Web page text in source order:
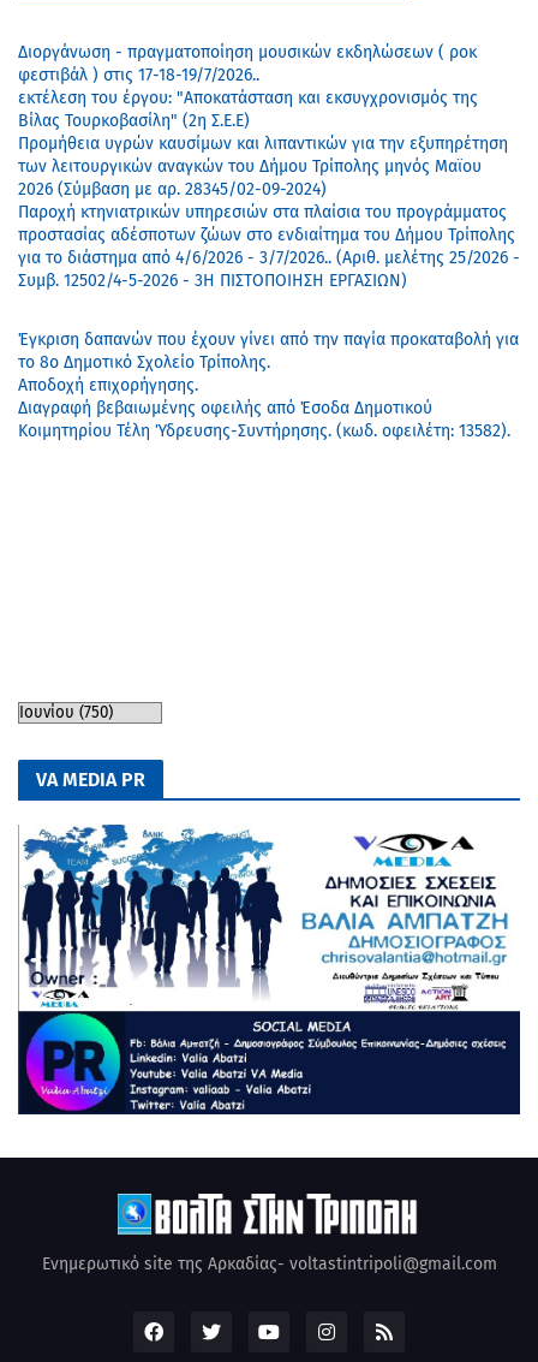
Διοργάνωση - πραγματοποίηση μουσικών εκδηλώσεων ( ροκ
φεστιβάλ ) στις 17-18-19/7/2026..
εκτέλεση του έργου: "Αποκατάσταση και εκσυγχρονισμός της
Βίλας Τουρκοβασίλη" (2η Σ.Ε.Ε)
Προμήθεια υγρών καυσίμων και λιπαντικών για την εξυπηρέτηση
των λειτουργικών αναγκών του Δήμου Τρίπολης μηνός Μαϊου
2026 (Σύμβαση με αρ. 28345/02-09-2024)
Παροχή κτηνιατρικών υπηρεσιών στα πλαίσια του προγράμματος
προστασίας αδέσποτων ζώων στο ενδιαίτημα του Δήμου Τρίπολης
για το διάστημα από 4/6/2026 - 3/7/2026.. (Αριθ. μελέτης 25/2026 -
Συμβ. 12502/4-5-2026 - 3Η ΠΙΣΤΟΠΟΙΗΣΗ ΕΡΓΑΣΙΩΝ)
Έγκριση δαπανών που έχουν γίνει από την παγία προκαταβολή για
το 8ο Δημοτικό Σχολείο Τρίπολης.
Αποδοχή επιχορήγησης.
Διαγραφή βεβαιωμένης οφειλής από Έσοδα Δημοτικού
Κοιμητηρίου Τέλη Ύδρευσης-Συντήρησης. (κωδ. οφειλέτη: 13582).
VA MEDIA PR
Ενημερωτικό site της Αρκαδίας- voltastintripoli@gmail.com